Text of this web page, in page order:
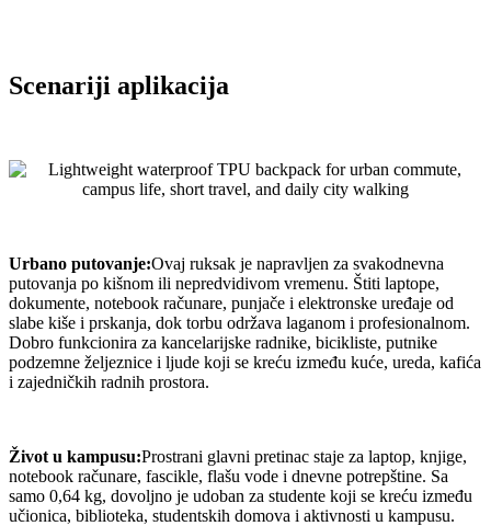
Scenariji aplikacija
Urbano putovanje:Ovaj ruksak je napravljen za svakodnevna
putovanja po kišnom ili nepredvidivom vremenu. Štiti laptope,
dokumente, notebook računare, punjače i elektronske uređaje od
slabe kiše i prskanja, dok torbu održava laganom i profesionalnom.
Dobro funkcionira za kancelarijske radnike, bicikliste, putnike
podzemne željeznice i ljude koji se kreću između kuće, ureda, kafića
i zajedničkih radnih prostora.
Život u kampusu:Prostrani glavni pretinac staje za laptop, knjige,
notebook računare, fascikle, flašu vode i dnevne potrepštine. Sa
samo 0,64 kg, dovoljno je udoban za studente koji se kreću između
učionica, biblioteka, studentskih domova i aktivnosti u kampusu.